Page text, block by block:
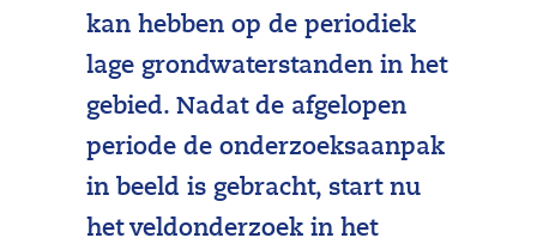
kan hebben op de periodiek
lage grondwaterstanden in het
gebied. Nadat de afgelopen
periode de onderzoeksaanpak
in beeld is gebracht, start nu
het veldonderzoek in het